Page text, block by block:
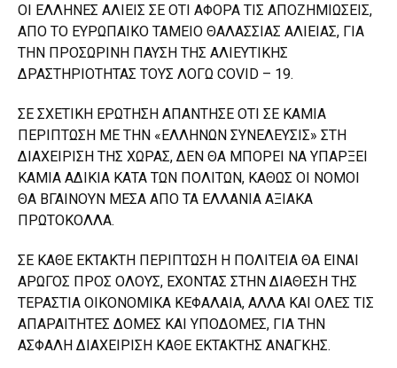
ΟΙ ΕΛΛΗΝΕΣ ΑΛΙΕΙΣ ΣΕ ΟΤΙ ΑΦΟΡΑ ΤΙΣ ΑΠΟΖΗΜΙΩΣΕΙΣ,
ΑΠΟ ΤΟ ΕΥΡΩΠΑΙΚΟ ΤΑΜΕΙΟ ΘΑΛΑΣΣΙΑΣ ΑΛΙΕΙΑΣ, ΓΙΑ
ΤΗΝ ΠΡΟΣΩΡΙΝΗ ΠΑΥΣΗ ΤΗΣ ΑΛΙΕΥΤΙΚΗΣ
ΔΡΑΣΤΗΡΙΟΤΗΤΑΣ ΤΟΥΣ ΛΟΓΩ COVID – 19.
ΣΕ ΣΧΕΤΙΚΗ ΕΡΩΤΗΣΗ ΑΠΑΝΤΗΣΕ ΟΤΙ ΣΕ ΚΑΜΙΑ
ΠΕΡΙΠΤΩΣΗ ΜΕ ΤΗΝ «ΕΛΛΗΝΩΝ ΣΥΝΕΛΕΥΣΙΣ» ΣΤΗ
ΔΙΑΧΕΙΡΙΣΗ ΤΗΣ ΧΩΡΑΣ, ΔΕΝ ΘΑ ΜΠΟΡΕΙ ΝΑ ΥΠΑΡΞΕΙ
ΚΑΜΙΑ ΑΔΙΚΙΑ ΚΑΤΑ ΤΩΝ ΠΟΛΙΤΩΝ, ΚΑΘΩΣ ΟΙ ΝΟΜΟΙ
ΘΑ ΒΓΑΙΝΟΥΝ ΜΕΣΑ ΑΠΟ ΤΑ ΕΛΛΑΝΙΑ ΑΞΙΑΚΑ
ΠΡΩΤΟΚΟΛΛΑ.
ΣΕ ΚΑΘΕ ΕΚΤΑΚΤΗ ΠΕΡΙΠΤΩΣΗ Η ΠΟΛΙΤΕΙΑ ΘΑ ΕΙΝΑΙ
ΑΡΩΓΟΣ ΠΡΟΣ ΟΛΟΥΣ, ΕΧΟΝΤΑΣ ΣΤΗΝ ΔΙΑΘΕΣΗ ΤΗΣ
ΤΕΡΑΣΤΙΑ ΟΙΚΟΝΟΜΙΚΑ ΚΕΦΑΛΑΙΑ, ΑΛΛΑ ΚΑΙ ΟΛΕΣ ΤΙΣ
ΑΠΑΡΑΙΤΗΤΕΣ ΔΟΜΕΣ ΚΑΙ ΥΠΟΔΟΜΕΣ, ΓΙΑ ΤΗΝ
ΑΣΦΑΛΗ ΔΙΑΧΕΙΡΙΣΗ ΚΑΘΕ ΕΚΤΑΚΤΗΣ ΑΝΑΓΚΗΣ.